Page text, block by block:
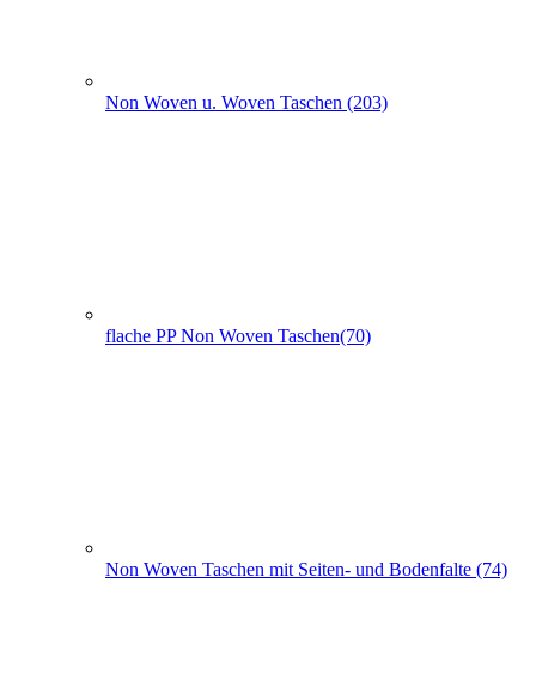
Non Woven u. Woven Taschen (203)
flache PP Non Woven Taschen(70)
Non Woven Taschen mit Seiten- und Bodenfalte (74)